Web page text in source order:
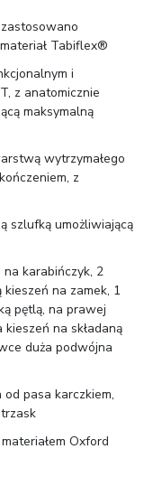
Tabiflex®
i
z anatomicznie
maksymalną
wytrzymałego
z
szlufką umożliwiającą
karabińczyk, 2
na zamek, 1
pętlą, na prawej
na składaną
duża podwójna
pasa karczkiem,
Oxford